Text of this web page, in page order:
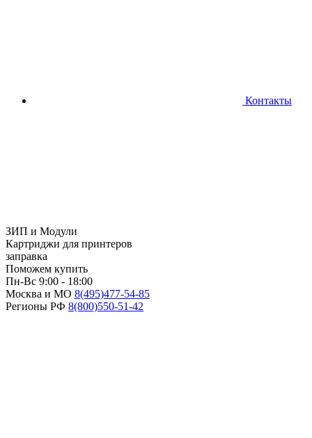
Контакты
ЗИП и Модули
Картриджи для принтеров
заправка
Поможем купить
Пн-Вс 9:00 - 18:00
Москва и МО 8(495)477-54-85
Регионы РФ 8(800)550-51-42